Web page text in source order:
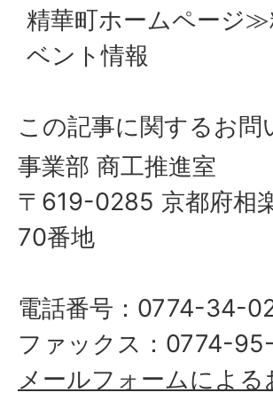
精華町ホームページ
ベント情報
この記事に関するお問
事業部 商工推進室
〒619-0285 京都府相
70番地
電話番号：0774-34-
ファックス：0774-
メールフォームによ